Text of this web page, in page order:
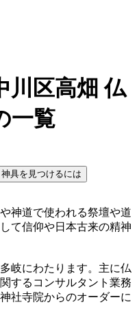
川区高畑 仏
一覧
具を見つけるには
神道で使われる祭壇や道
て信仰や日本古来の精神
岐にわたります。主に仏
するコンサルタント業務
社寺院からのオーダーに